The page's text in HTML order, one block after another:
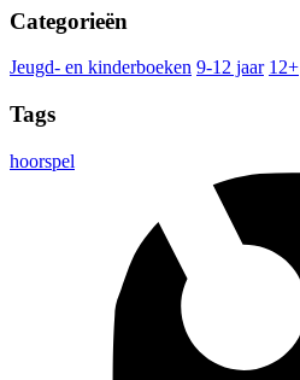
Categorieën
Jeugd- en kinderboeken 9-12 jaar 12+
Tags
hoorspel